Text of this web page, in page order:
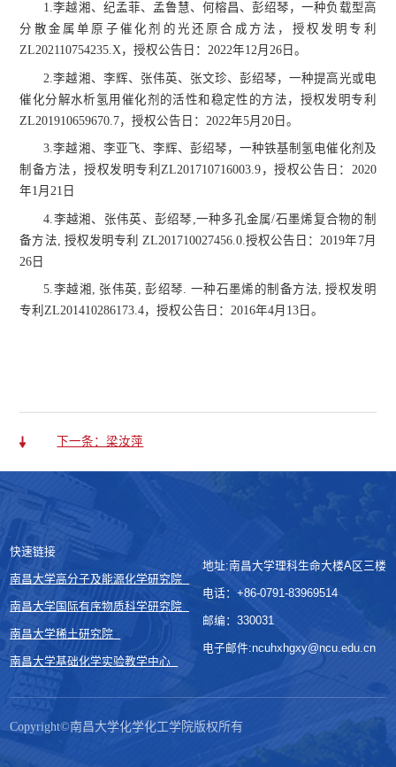
1.李越湘、纪孟菲、孟鲁慧、何榕昌、彭绍琴，一种负载型高
分散金属单原子催化剂的光还原合成方法，授权发明专利
ZL202110754235.X，授权公告日：2022年12月26日。
2.李越湘、李辉、张伟英、张文珍、彭绍琴，一种提高光或电
催化分解水析氢用催化剂的活性和稳定性的方法，授权发明专利
ZL201910659670.7，授权公告日：2022年5月20日。
3.李越湘、李亚飞、李辉、彭绍琴，一种铁基制氢电催化剂及
制备方法，授权发明专利ZL201710716003.9，授权公告日：2020
年1月21日
4.李越湘、张伟英、彭绍琴,一种多孔金属/石墨烯复合物的制
备方法, 授权发明专利 ZL201710027456.0.授权公告日：2019年7月
26日
5.李越湘, 张伟英, 彭绍琴. 一种石墨烯的制备方法, 授权发明
专利ZL201410286173.4，授权公告日：2016年4月13日。
下一条：梁汝萍
快速链接
南昌大学高分子及能源化学研究院
南昌大学国际有序物质科学研究院
南昌大学稀土研究院
南昌大学基础化学实验教学中心
地址:南昌大学理科生命大楼A区三楼
电话：+86-0791-83969514
邮编：330031
电子邮件:ncuhxhgxy@ncu.edu.cn
Copyright©南昌大学化学化工学院版权所有